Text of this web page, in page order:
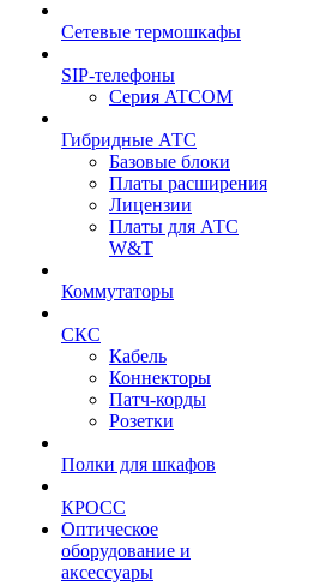
Сетевые термошкафы
SIP-телефоны
Серия ATCOM
Гибридные АТС
Базовые блоки
Платы расширения
Лицензии
Платы для АТС
W&T
Коммутаторы
СКС
Кабель
Коннекторы
Патч-корды
Розетки
Полки для шкафов
КРОСС
Оптическое
оборудование и
аксессуары